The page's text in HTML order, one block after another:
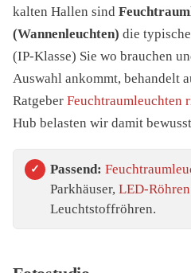
kalten Hallen sind
(Wannenleuchten) die
(IP-Klasse) Sie wo brauchen
Auswahl ankommt, behandelt
Ratgeber Feuchtraumleuchten
Hub belasten wir damit
Passend:
Parkhäuser, LED-Röhren
Leuchtstoffröhren.